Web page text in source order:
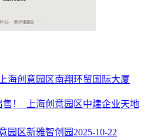
南翔环贸国际大厦
中建企业天地
新雅智创园 2025-10-22